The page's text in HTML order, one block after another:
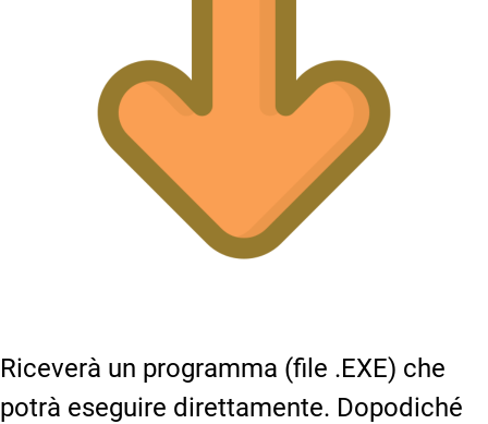
Riceverà un programma (file .EXE) che
potrà eseguire direttamente. Dopodiché